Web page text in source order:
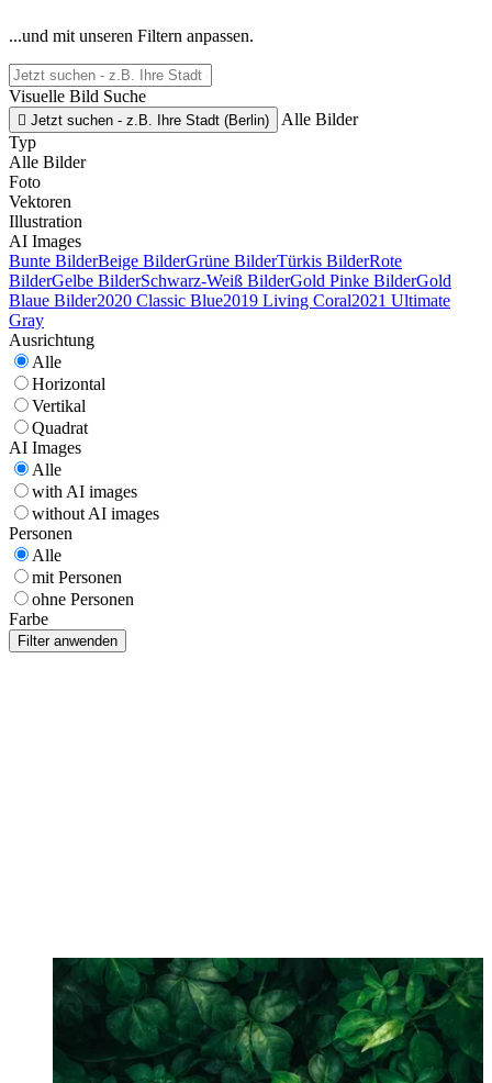
...und mit unseren Filtern anpassen.
Visuelle Bild Suche
 Jetzt suchen - z.B. Ihre Stadt (Berlin)
Alle Bilder
Typ
Alle Bilder
Foto
Vektoren
Illustration
AI Images
Bunte BilderBeige BilderGrüne BilderTürkis BilderRote
BilderGelbe BilderSchwarz-Weiß BilderGold Pinke BilderGold
Blaue Bilder2020 Classic Blue2019 Living Coral2021 Ultimate
Gray
Ausrichtung
Alle
Horizontal
Vertikal
Quadrat
AI Images
Alle
with AI images
without AI images
Personen
Alle
mit Personen
ohne Personen
Farbe